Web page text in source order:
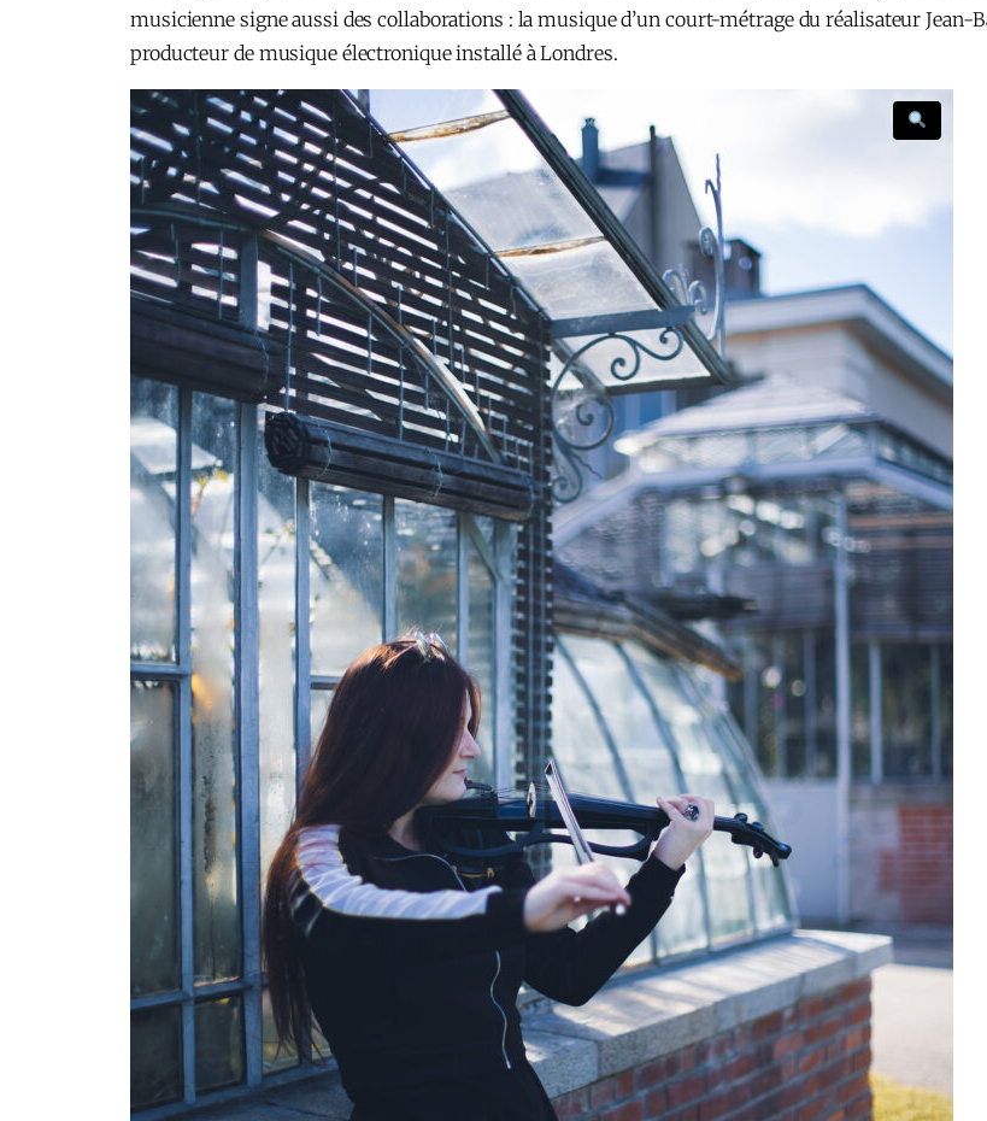
musicienne signe aussi des collaborations : la musique d’un court-métrage du réalisateur Jean-
producteur de musique électronique installé à Londres.